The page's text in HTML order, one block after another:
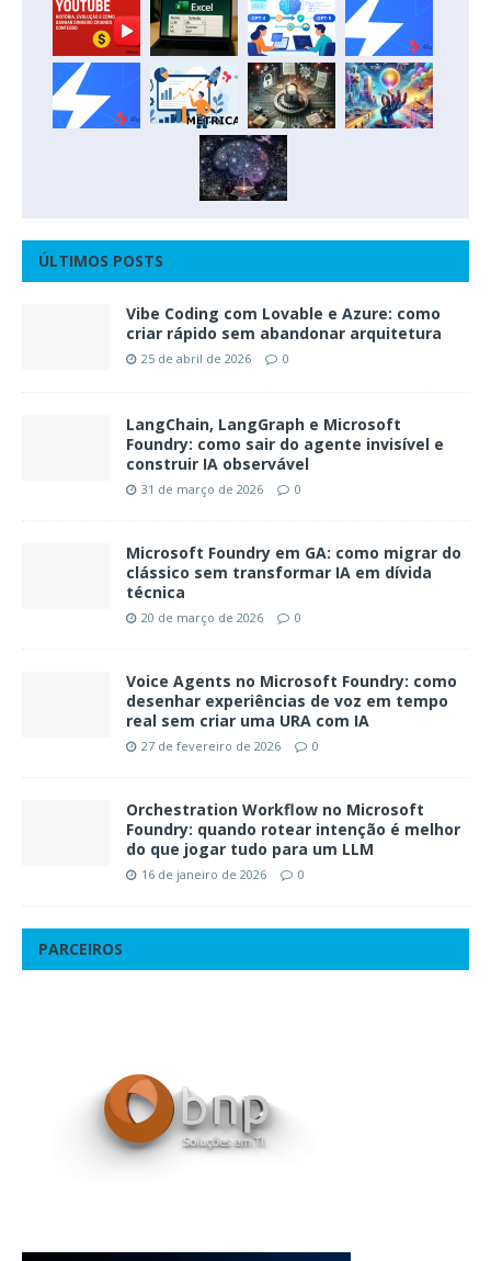
ÚLTIMOS POSTS
Vibe Coding com Lovable e Azure: como
criar rápido sem abandonar arquitetura
25 de abril de 2026 0
LangChain, LangGraph e Microsoft
Foundry: como sair do agente invisível e
construir IA observável
31 de março de 2026 0
Microsoft Foundry em GA: como migrar do
clássico sem transformar IA em dívida
técnica
20 de março de 2026 0
Voice Agents no Microsoft Foundry: como
desenhar experiências de voz em tempo
real sem criar uma URA com IA
27 de fevereiro de 2026 0
Orchestration Workflow no Microsoft
Foundry: quando rotear intenção é melhor
do que jogar tudo para um LLM
16 de janeiro de 2026 0
PARCEIROS